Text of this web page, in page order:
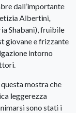
dall’importante
Albertini,
Shabani), fruibile
giovane e frizzante
intorno
mostra che
leggerezza
sono stati i